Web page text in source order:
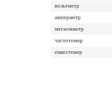
вольтметр
амперметр
мегаомметр
частотомер
емкостемер